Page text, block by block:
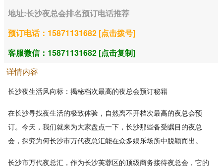
地址:长沙夜总会排名预订电话推荐
预订电话：15871131682 [点击拨号]
客服微信：15871131682 [点击复制]
详情内容
长沙夜生活风向标：揭秘档次最高的夜总会预订秘籍
在长沙寻找夜生活的极致体验，自然离不开档次最高的夜总会预
订。今天，我们就来为大家盘点一下，长沙那些备受瞩目的夜总
会，探究为何长沙市万代夜总汇能在众多娱乐场所中脱颖而出。
长沙市万代夜总汇，作为长沙芙蓉区的顶级商务接待夜总会，它的